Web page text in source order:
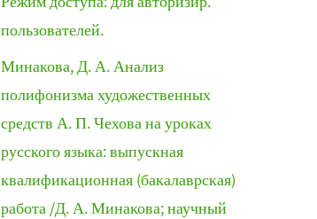
пользователей.
Минакова, Д. А. Анализ
полифонизма художественных
средств А. П. Чехова на уроках
русского языка: выпускная
квалификационная (бакалаврская)
работа /Д. А. Минакова; научный